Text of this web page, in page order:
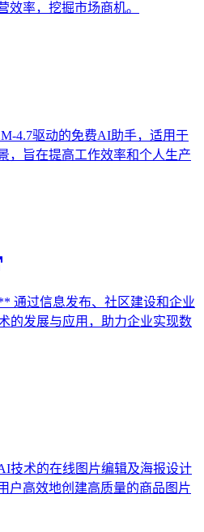
效率，挖掘市场商机。
4.7驱动的免费AI助手，适用于
，旨在提高工作效率和个人生产
通过信息发布、社区建设和企业
的发展与应用，助力企业实现数
技术的在线图片编辑及海报设计
户高效地创建高质量的商品图片